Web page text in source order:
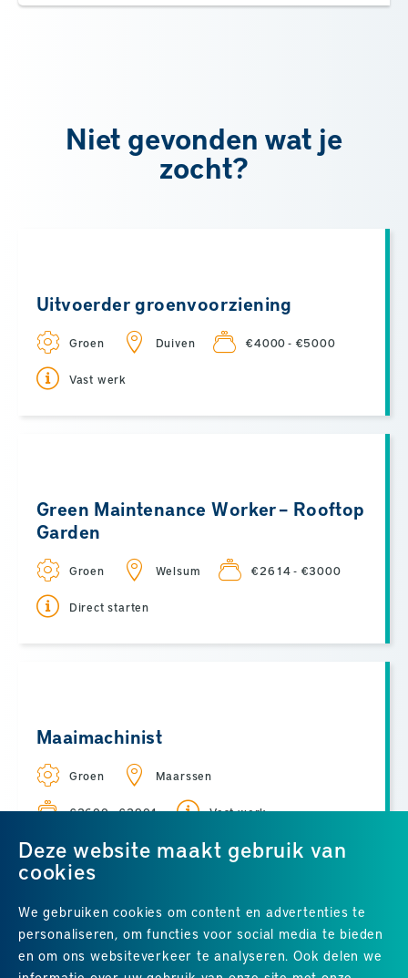
Deze website maakt gebruik van
cookies
We gebruiken cookies om content en advertenties te
personaliseren, om functies voor social media te bieden
en om ons websiteverkeer te analyseren. Ook delen we
Niet gevonden wat je
zocht?
Uitvoerder groenvoorziening
Groen Duiven €4000 - €5000
Vast werk
Green Maintenance Worker – Rooftop
Garden
Groen Welsum €2614 - €3000
Direct starten
Maaimachinist
Groen Maarssen
€2600 - €2901 Vast werk
ALLE VACATURES